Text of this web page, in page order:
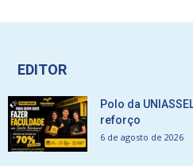
EDITOR
Polo da
reforço
6 de agosto de 2026